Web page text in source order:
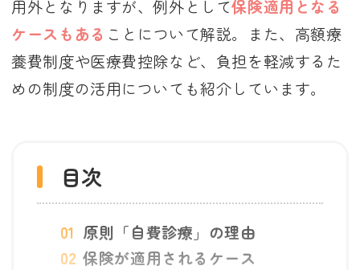
用外となりますが、例外として保険適用となる
ケースもある ことについて解説。また、高額療
養費制度や医療費控除など、負担を軽減するた
めの制度の活用についても紹介しています。
目次
原則「自費診療」の理由
保険が適用されるケース